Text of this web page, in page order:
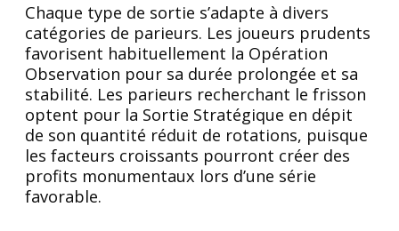
Chaque type de sortie s’adapte à divers
catégories de parieurs. Les joueurs prudents
favorisent habituellement la Opération
Observation pour sa durée prolongée et sa
stabilité. Les parieurs recherchant le frisson
optent pour la Sortie Stratégique en dépit
de son quantité réduit de rotations, puisque
les facteurs croissants pourront créer des
profits monumentaux lors d’une série
favorable.